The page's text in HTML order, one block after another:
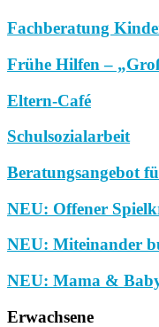
Fachberatung
Frühe Hilfen –
Eltern-Café
Schulsozialarbeit
Beratungsangebot
NEU: Offener
NEU: Miteinander
NEU: Mama &
Erwachsene